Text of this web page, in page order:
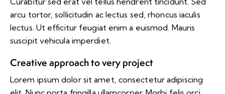
arcu tortor, sollicitudin ac lectus sed, rhoncus iaculis
lectus. Ut efficitur feugiat enim a euismod. Mauris
suscipit vehicula imperdiet.
Creative approach to very project
Lorem ipsum dolor sit amet, consectetur adipiscing